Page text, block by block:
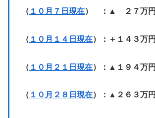
（ １０月７日現在） ：▲ ２７万円
（ １０月１４日現在）：＋１４３万円
（ １０月２１日現在）：▲１９４万円
（ １０月２８日現在）：▲２６３万円